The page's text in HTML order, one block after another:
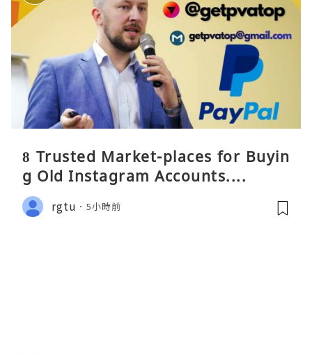
8 Trusted Market-places for Buyin
g Old Instagram Accounts....
rgtu 5小時前